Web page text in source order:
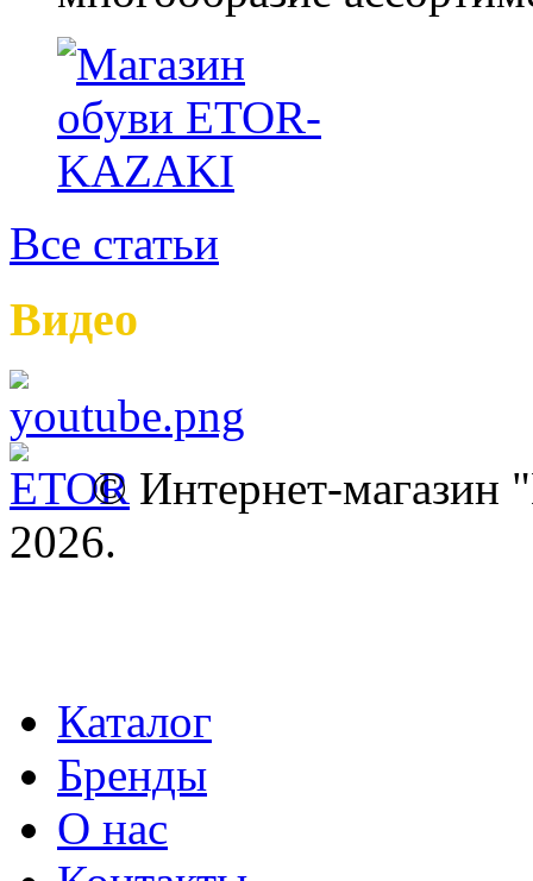
Все статьи
Видео
© Интернет-
2026.
Каталог
Бренды
О нас